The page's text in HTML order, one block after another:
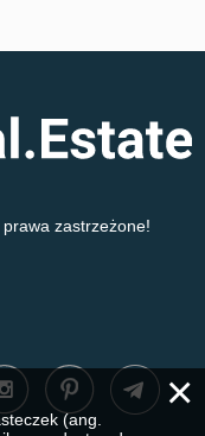
zastrzeżone!
×
(ang.